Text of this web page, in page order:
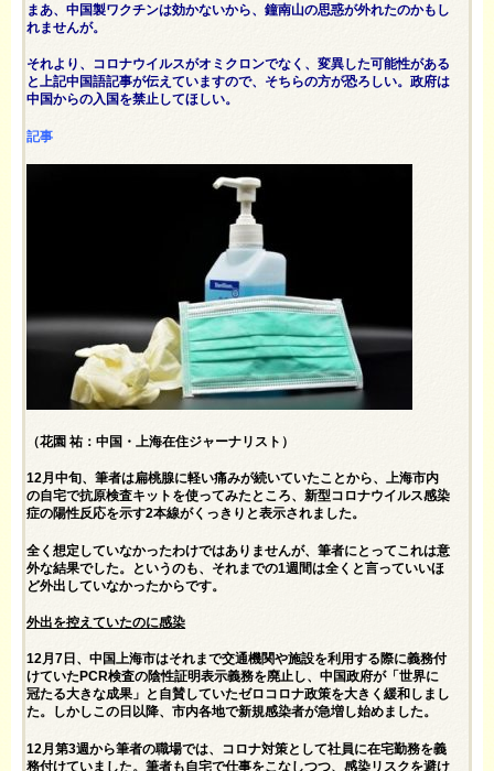
まあ、中国製ワクチンは効かないから、鐘南山の思惑が外れたのかもし
れませんが。
それより、コロナウイルスがオミクロンでなく、変異した可能性がある
と上記中国語記事が伝えていますので、そちらの方が恐ろしい。政府は
中国からの入国を禁止してほしい。
記事
（花園 祐：中国・上海在住ジャーナリスト）
12月中旬、筆者は扁桃腺に軽い痛みが続いていたことから、上海市内
の自宅で抗原検査キットを使ってみたところ、新型コロナウイルス感染
症の陽性反応を示す2本線がくっきりと表示されました。
全く想定していなかったわけではありませんが、筆者にとってこれは意
外な結果でした。というのも、それまでの1週間は全くと言っていいほ
ど外出していなかったからです。
外出を控えていたのに感染
12月7日、中国上海市はそれまで交通機関や施設を利用する際に義務付
けていたPCR検査の陰性証明表示義務を廃止し、中国政府が「世界に
冠たる大きな成果」と自賛していたゼロコロナ政策を大きく緩和しまし
た。しかしこの日以降、市内各地で新規感染者が急増し始めました。
12月第3週から筆者の職場では、コロナ対策として社員に在宅勤務を義
務付けていました。筆者も自宅で仕事をこなしつつ、感染リスクを避け